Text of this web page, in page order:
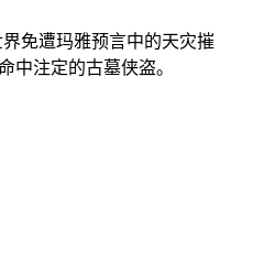
免遭玛雅预言中的天灾摧
中注定的古墓侠盗。